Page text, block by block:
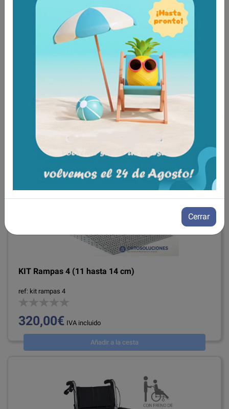
Aún no existen valoraciones para este
producto.
Tambien te recomendamos
KIT Rampas 4 (11 hasta 14 cm)
ref: kit rampas 4
320,00€ IVA incluido
Añadir a la cesta
Cerrar